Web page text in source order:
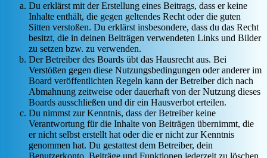
Du erklärst mit der Erstellung eines Beitrags, dass er keine
Inhalte enthält, die gegen geltendes Recht oder die guten
Sitten verstoßen. Du erklärst insbesondere, dass du das Recht
besitzt, die in deinen Beiträgen verwendeten Links und Bilder
zu setzen bzw. zu verwenden.
Der Betreiber des Boards übt das Hausrecht aus. Bei
Verstößen gegen diese Nutzungsbedingungen oder anderer im
Board veröffentlichten Regeln kann der Betreiber dich nach
Abmahnung zeitweise oder dauerhaft von der Nutzung dieses
Boards ausschließen und dir ein Hausverbot erteilen.
Du nimmst zur Kenntnis, dass der Betreiber keine
Verantwortung für die Inhalte von Beiträgen übernimmt, die
er nicht selbst erstellt hat oder die er nicht zur Kenntnis
genommen hat. Du gestattest dem Betreiber, dein